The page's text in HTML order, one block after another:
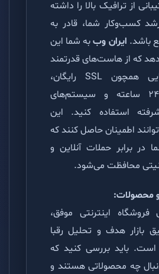
از ترافیک بالا را داشته
کسب‌وکار شما، قادر به
باشد. ایران وببه شما این
که از هاست‌های قدرتمند
با ویژگی‌هایی همچون SSL رایگان،
پشتیبانی ۲۴ ساعته و سیستم‌های
استفاده کنید. این
اطمینان حاصل کنند که
در برابر حملات آنلاین و
محافظت می‌شود.
و محصولات:
فروشگاه اینترنتی موفق،
بازار هدف و تحلیل رقبا
باید بررسی کنید که
چه محصولاتی هستند و